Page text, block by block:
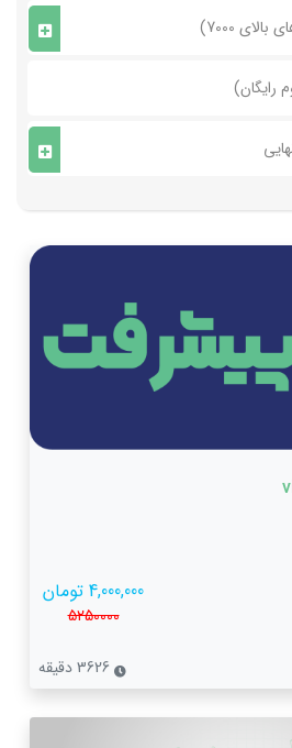
7000)
رایگان)
4,000,000 تومان
5250000